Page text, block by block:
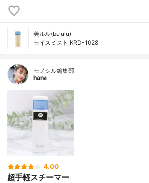
美ルル(belulu)
モイスミスト KRD-1028
モノシル編集部
hana
4.00
超手軽スチーマー